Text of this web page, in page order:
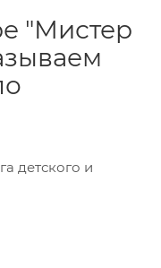
"Мистер
детского и